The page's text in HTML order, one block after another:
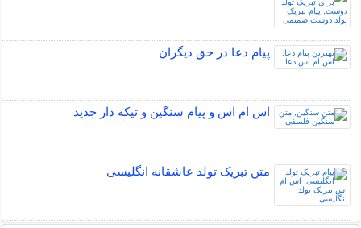
پیام دعا در حق دیگران
اس ام اس و پیام سنگین و تیکه دار جدید
متن تبریک تولد عاشقانه انگلیسی